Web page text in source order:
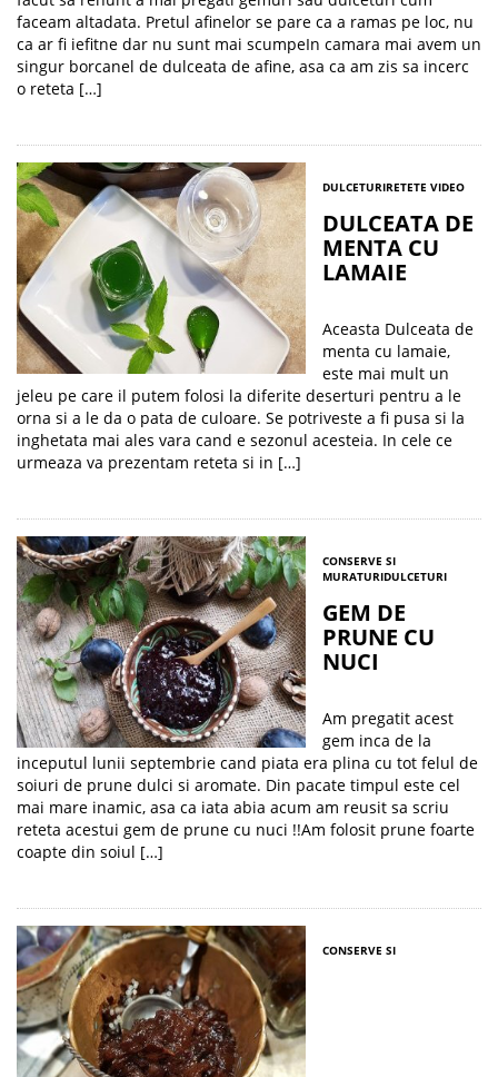
faceam altadata. Pretul afinelor se pare ca a ramas pe loc, nu
ca ar fi iefitne dar nu sunt mai scumpeIn camara mai avem un
singur borcanel de dulceata de afine, asa ca am zis sa incerc
o reteta […]
DULCETURIRETETE VIDEO
DULCEATA DE
MENTA CU
LAMAIE
Aceasta Dulceata de
menta cu lamaie,
este mai mult un
jeleu pe care il putem folosi la diferite deserturi pentru a le
orna si a le da o pata de culoare. Se potriveste a fi pusa si la
inghetata mai ales vara cand e sezonul acesteia. In cele ce
urmeaza va prezentam reteta si in […]
CONSERVE SI
MURATURIDULCETURI
GEM DE
PRUNE CU
NUCI
Am pregatit acest
gem inca de la
inceputul lunii septembrie cand piata era plina cu tot felul de
soiuri de prune dulci si aromate. Din pacate timpul este cel
mai mare inamic, asa ca iata abia acum am reusit sa scriu
reteta acestui gem de prune cu nuci !!Am folosit prune foarte
coapte din soiul […]
CONSERVE SI